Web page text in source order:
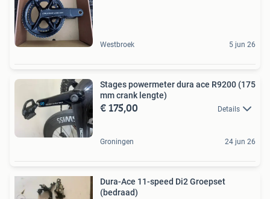
Westbroek 5 jun 26
Stages powermeter dura ace R9200 (175
mm crank lengte)
€ 175,00 Details
Groningen 24 jun 26
Dura-Ace 11-speed Di2 Groepset
(bedraad)